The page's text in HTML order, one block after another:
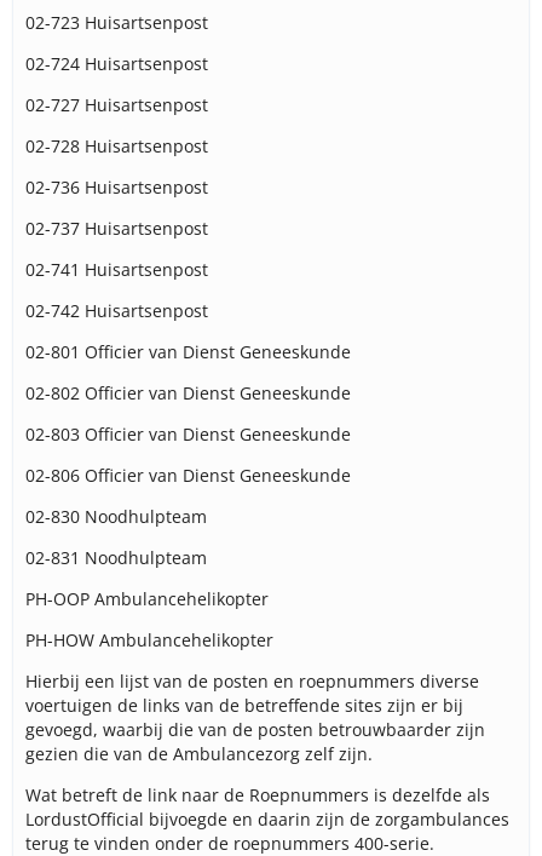
02-723 Huisartsenpost
02-724 Huisartsenpost
02-727 Huisartsenpost
02-728 Huisartsenpost
02-736 Huisartsenpost
02-737 Huisartsenpost
02-741 Huisartsenpost
02-742 Huisartsenpost
02-801 Officier van Dienst Geneeskunde
02-802 Officier van Dienst Geneeskunde
02-803 Officier van Dienst Geneeskunde
02-806 Officier van Dienst Geneeskunde
02-830 Noodhulpteam
02-831 Noodhulpteam
PH-OOP Ambulancehelikopter
PH-HOW Ambulancehelikopter
Hierbij een lijst van de posten en roepnummers diverse
voertuigen de links van de betreffende sites zijn er bij
gevoegd, waarbij die van de posten betrouwbaarder zijn
gezien die van de Ambulancezorg zelf zijn.
Wat betreft de link naar de Roepnummers is dezelfde als
LordustOfficial bijvoegde en daarin zijn de zorgambulances
terug te vinden onder de roepnummers 400-serie.